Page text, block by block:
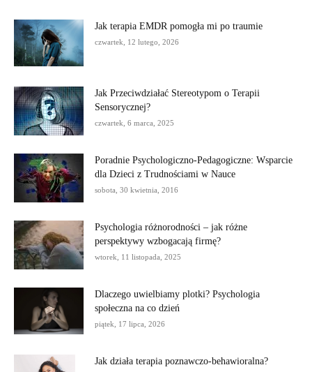
Jak terapia EMDR pomogła mi po traumie
czwartek, 12 lutego, 2026
Jak Przeciwdziałać Stereotypom o Terapii
Sensorycznej?
czwartek, 6 marca, 2025
Poradnie Psychologiczno-Pedagogiczne: Wsparcie
dla Dzieci z Trudnościami w Nauce
sobota, 30 kwietnia, 2016
Psychologia różnorodności – jak różne
perspektywy wzbogacają firmę?
wtorek, 11 listopada, 2025
Dlaczego uwielbiamy plotki? Psychologia
społeczna na co dzień
piątek, 17 lipca, 2026
Jak działa terapia poznawczo-behawioralna?